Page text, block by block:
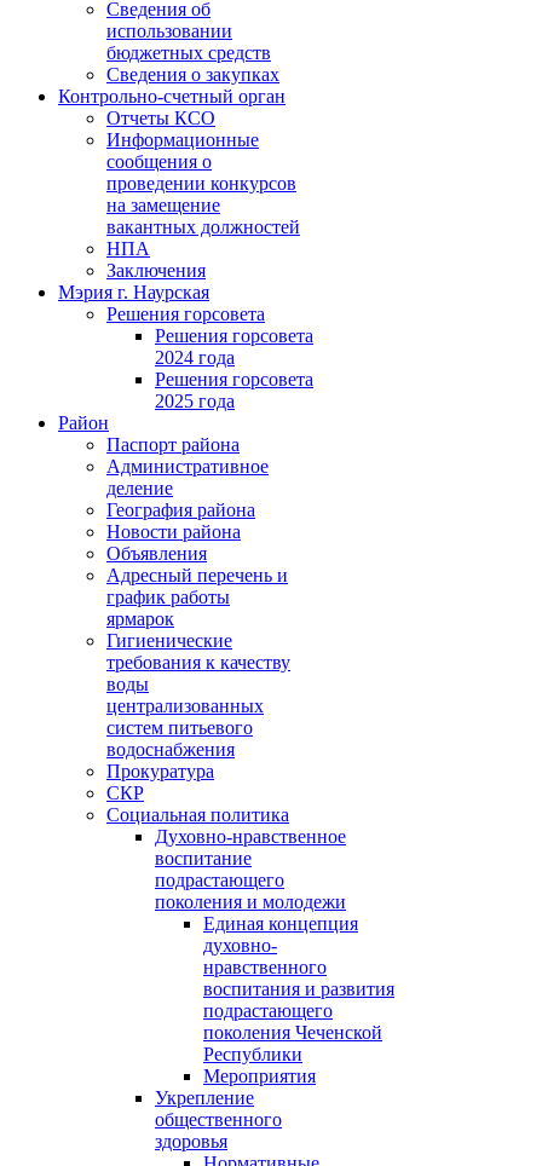
Сведения об
использовании
бюджетных средств
Сведения о закупках
Контрольно-счетный орган
Отчеты КСО
Информационные
сообщения о
проведении конкурсов
на замещение
вакантных должностей
НПА
Заключения
Мэрия г. Наурская
Решения горсовета
Решения горсовета
2024 года
Решения горсовета
2025 года
Район
Паспорт района
Административное
деление
География района
Новости района
Объявления
Адресный перечень и
график работы
ярмарок
Гигиенические
требования к качеству
воды
централизованных
систем питьевого
водоснабжения
Прокуратура
СКР
Социальная политика
Духовно-нравственное
воспитание
подрастающего
поколения и молодежи
Единая концепция
духовно-
нравственного
воспитания и развития
подрастающего
поколения Чеченской
Республики
Мероприятия
Укрепление
общественного
здоровья